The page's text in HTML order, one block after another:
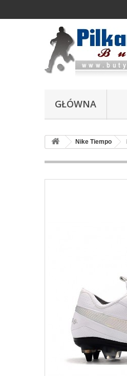
GŁÓWNA
Nike Tiempo